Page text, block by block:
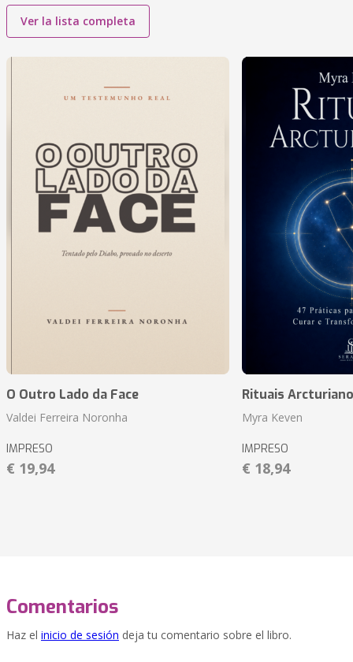
Ver la lista completa
O Outro Lado da Face
Valdei Ferreira Noronha
IMPRESO
€ 19,94
Rituais
Myra Keven
IMPRESO
€ 18,94
Comentarios
Haz el inicio de sesión deja tu comentario sobre el libro.